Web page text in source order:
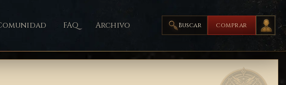
FAQ Archivo Buscar COMPRAR